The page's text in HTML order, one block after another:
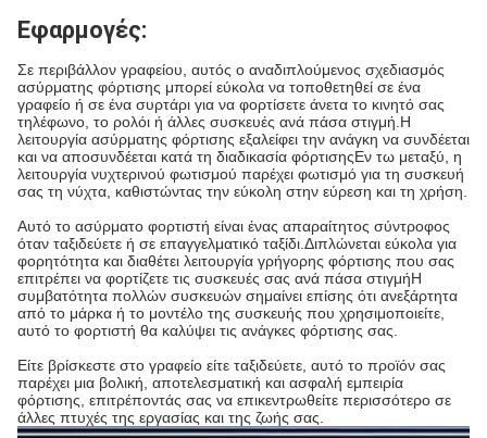
Εφαρμογές:
Σε περιβάλλον γραφείου, αυτός ο αναδιπλούμενος σχεδιασμός
ασύρματης φόρτισης μπορεί εύκολα να τοποθετηθεί σε ένα
γραφείο ή σε ένα συρτάρι για να φορτίσετε άνετα το κινητό σας
τηλέφωνο, το ρολόι ή άλλες συσκευές ανά πάσα στιγμή.Η
λειτουργία ασύρματης φόρτισης εξαλείφει την ανάγκη να συνδέεται
και να αποσυνδέεται κατά τη διαδικασία φόρτισηςΕν τω μεταξύ, η
λειτουργία νυχτερινού φωτισμού παρέχει φωτισμό για τη συσκευή
σας τη νύχτα, καθιστώντας την εύκολη στην εύρεση και τη χρήση.
Αυτό το ασύρματο φορτιστή είναι ένας απαραίτητος σύντροφος
όταν ταξιδεύετε ή σε επαγγελματικό ταξίδι.Διπλώνεται εύκολα για
φορητότητα και διαθέτει λειτουργία γρήγορης φόρτισης που σας
επιτρέπει να φορτίζετε τις συσκευές σας ανά πάσα στιγμήΗ
συμβατότητα πολλών συσκευών σημαίνει επίσης ότι ανεξάρτητα
από το μάρκα ή το μοντέλο της συσκευής που χρησιμοποιείτε,
αυτό το φορτιστή θα καλύψει τις ανάγκες φόρτισης σας.
Είτε βρίσκεστε στο γραφείο είτε ταξιδεύετε, αυτό το προϊόν σας
παρέχει μια βολική, αποτελεσματική και ασφαλή εμπειρία
φόρτισης, επιτρέποντάς σας να επικεντρωθείτε περισσότερο σε
άλλες πτυχές της εργασίας και της ζωής σας.